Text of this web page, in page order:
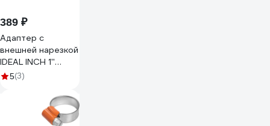
389 ₽
Адаптер с
внешней нарезкой
IDEAL INCH 1''
Cellfast 57-096
5(3)